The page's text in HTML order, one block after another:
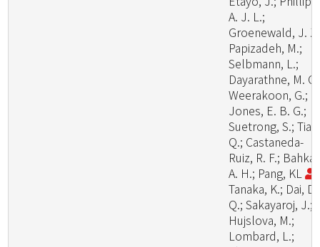
A. J. L.;
Groenewald, J.
Papizadeh, M.;
Selbmann, L.;
Dayarathne, M.
Weerakoon, G.;
Jones, E. B. G.;
Suetrong, S.;
Q.; Castaneda-
Ruiz, R. F.;
A. H.; Pang, KL
Tanaka, K.; Dai, D.
Q.; Sakayaroj, J.;
Hujslova, M.;
Lombard, L.;